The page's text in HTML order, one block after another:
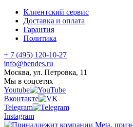
Клиентский сервис
Доставка и оплата
Гарантия
Политика
+ 7 (495) 120-10-27
info@bendes.ru
Москва, ул. Петровка, 11
Мы в соцсетях
Youtube
Вконтакте
Telegram
Instagram